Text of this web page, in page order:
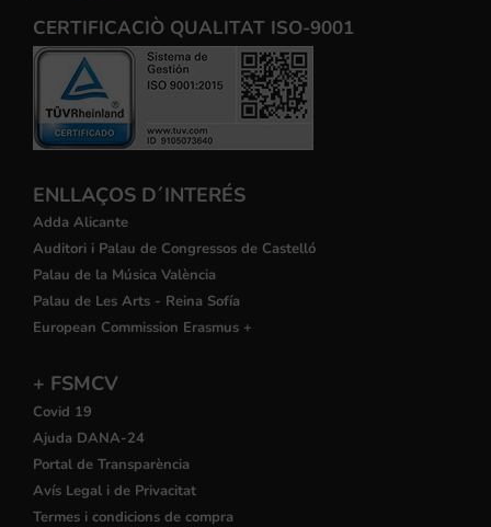
CERTIFICACIÒ QUALITAT ISO-9001
ENLLAÇOS D´INTERÉS
Adda Alicante
Auditori i Palau de Congressos de Castelló
Palau de la Música València
Palau de Les Arts - Reina Sofía
European Commission Erasmus +
+ FSMCV
Covid 19
Ajuda DANA-24
Portal de Transparència
Avís Legal i de Privacitat
Termes i condicions de compra